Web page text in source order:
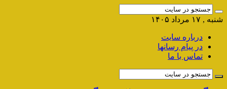
شنبه , ۱۷ مرداد ۱۴۰۵
درباره سایت
در پیام رسانها
تماس با ما